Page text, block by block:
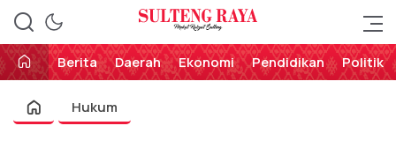
Sulteng Raya
Perekat Rakyat Sulteng
Berita
Daerah Ekonomi Pendidikan Politik
Hukum